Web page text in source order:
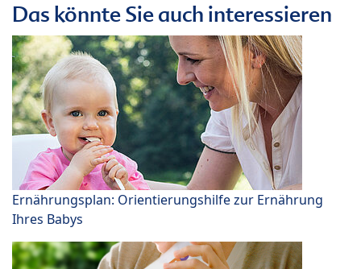
Das könnte Sie auch interessieren
Ernährungsplan: Orientierungshilfe zur Ernährung
Ihres Babys